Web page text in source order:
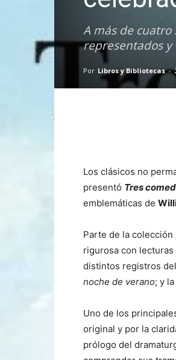
A más de cuatro
representados
Por Libros y Bibliotecas -
Los clásicos no
presentó Tres
emblemáticas de
Parte de la colección
rigurosa con
distintos registros
noche de verano; y
Uno de los
original y por la
prólogo del